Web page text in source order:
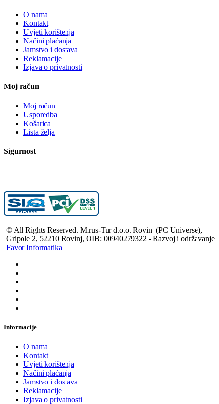
O nama
Kontakt
Uvjeti korištenja
Načini plaćanja
Jamstvo i dostava
Reklamacije
Izjava o privatnosti
Moj račun
Moj račun
Usporedba
Košarica
Lista želja
Sigurnost
© All Rights Reserved. Mirus-Tur d.o.o. Rovinj (PC Universe),
Gripole 2, 52210 Rovinj, OIB: 00940279322 - Razvoj i održavanje
Favor Informatika
Informacije
O nama
Kontakt
Uvjeti korištenja
Načini plaćanja
Jamstvo i dostava
Reklamacije
Izjava o privatnosti